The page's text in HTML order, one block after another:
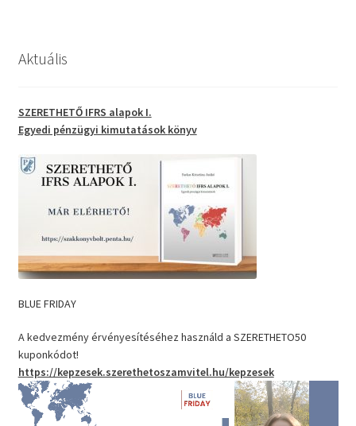
Aktuális
SZERETHETŐ IFRS alapok I.
Egyedi pénzügyi kimutatások könyv
BLUE FRIDAY
A kedvezmény érvényesítéséhez használd a SZERETHETO50
kuponkódot!
https://kepzesek.szerethetoszamvitel.hu/kepzesek
Videólejátszó